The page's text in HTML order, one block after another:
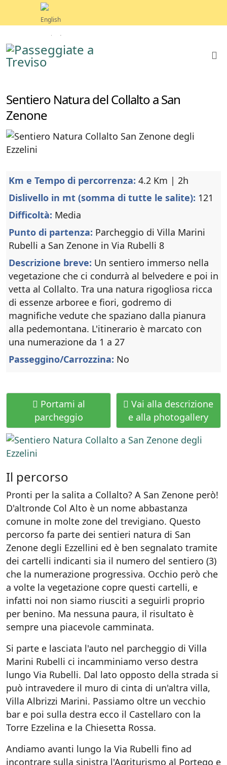
Sentiero Natura del Collalto a San
Zenone
Km e Tempo di percorrenza: 4.2 Km | 2h
Dislivello in mt (somma di tutte le salite): 121
Difficoltà: Media
Punto di partenza: Parcheggio di Villa Marini
Rubelli a San Zenone in Via Rubelli 8
Descrizione breve: Un sentiero immerso nella
vegetazione che ci condurrà al belvedere e poi in
vetta al Collalto. Tra una natura rigogliosa ricca
di essenze arboree e fiori, godremo di
magnifiche vedute che spaziano dalla pianura
alla pedemontana. L'itinerario è marcato con
una numerazione da 1 a 27
Passeggino/Carrozzina: No
Portami al
parcheggio
Vai alla descrizione
e alla photogallery
Il percorso
Pronti per la salita a Collalto? A San Zenone però!
D'altronde Col Alto è un nome abbastanza
comune in molte zone del trevigiano. Questo
percorso fa parte dei sentieri natura di San
Zenone degli Ezzellini ed è ben segnalato tramite
dei cartelli indicanti sia il numero del sentiero (3)
che la numerazione progressiva. Occhio però che
a volte la vegetazione copre questi cartelli, e
infatti noi non siamo riusciti a seguirli proprio
per benino. Ma nessuna paura, il risultato è
sempre una piacevole camminata.
Si parte e lasciata l'auto nel parcheggio di Villa
Marini Rubelli ci incamminiamo verso destra
lungo Via Rubelli. Dal lato opposto della strada si
può intravedere il muro di cinta di un'altra villa,
Villa Albrizzi Marini. Passiamo oltre un vecchio
bar e poi sulla destra ecco il Castellaro con la
Torre Ezzelina e la Chiesetta Rossa.
Andiamo avanti lungo la Via Rubelli fino ad
incontrare sulla sinistra l'Agriturismo al Portego e